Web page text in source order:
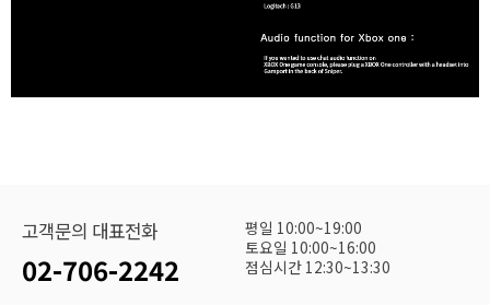
고객문의 대표전화
02-706-2242
평일 10:00~19:00
토요일 10:00~16:00
점심시간 12:30~13:30